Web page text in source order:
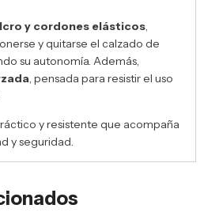
y cordones elásticos,
y quitarse el calzado de
su autonomía. Además,
, pensada para resistir el uso
y resistente que acompaña
y seguridad.